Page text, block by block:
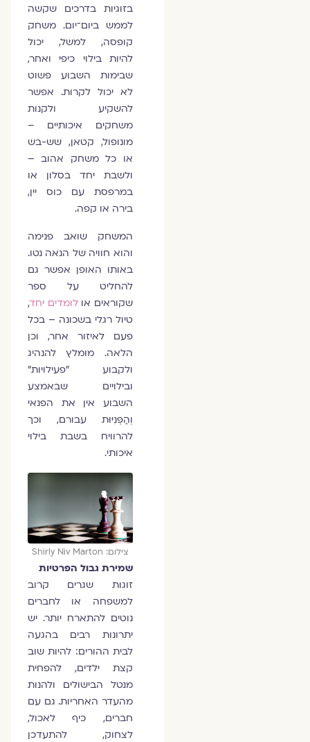
בזוגיות בדרכים שקשה
לממש ביום־יום. משחק
קופסה, למשל, יכול
להיות בילוי כיפי ואחר,
שבימות השבוע פשוט
לא יכול לקרות. אפשר
להשקיע ולקנות
משחקים איכותיים –
מונופול, קטאן, שש-בש
או כל משחק אהוב –
ולשבת יחד בסלון או
במרפסת עם כוס יין,
בירה או קפה.
המשחק שואב פנימה
והוא חוויה של הנאה נטו.
באותו האופן אפשר גם
להחליט על ספר
שקוראים אולומדים יחד,
טיול רגלי בשכונה – בכל
פעם לאיזור אחר, וכן
הלאה. מומלץ להנהיג
ולקבוע "פעילויות"
ובילויים שבאמצע
השבוע אין את הפנאי
וְהַפְּנִיּוּת עבורם, וכך
להרוויח בשבת בילוי
איכותי.
צילום: Shirly Niv Marton
שמירת גבול הפרטיות
זוגות שגרים קרוב
למשפחה או לחברים
נוטים להתארח יותר. יש
יתרונות רבים בהגעה
לבית ההורים: להיות שוב
קצת ילדים, להפחית
מנטל הבישולים ולהנות
מהעדר האחריות. גם עם
חברים, כיף לאכול,
לצחוק, להתעדכן